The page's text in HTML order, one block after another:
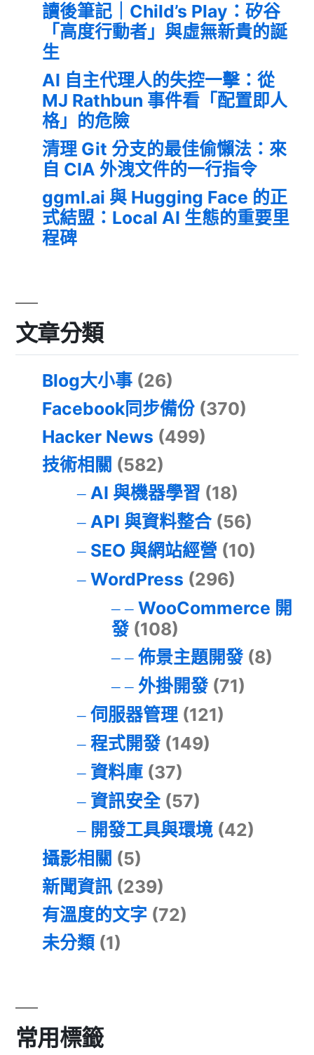
讀後筆記｜Child’s Play：矽谷
「高度行動者」與虛無新貴的誕
生
AI 自主代理人的失控一擊：從
MJ Rathbun 事件看「配置即人
格」的危險
清理 Git 分支的最佳偷懶法：來
自 CIA 外洩文件的一行指令
ggml.ai 與 Hugging Face 的正
式結盟：Local AI 生態的重要里
程碑
文章分類
Blog大小事 (26)
Facebook同步備份 (370)
Hacker News (499)
技術相關 (582)
AI 與機器學習 (18)
API 與資料整合(56)
SEO 與網站經營 (10)
WordPress (296)
WooCommerce 開
發(108)
佈景主題開發(8)
外掛開發(71)
伺服器管理(121)
程式開發(149)
資料庫(37)
資訊安全(57)
開發工具與環境(42)
攝影相關 (5)
新聞資訊 (239)
有溫度的文字 (72)
未分類 (1)
常用標籤